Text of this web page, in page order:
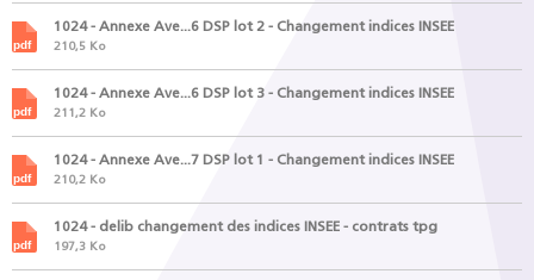
1024 - Annexe Ave...6 DSP lot 2 - Changement indices INSEE
210,5 Ko
1024 - Annexe Ave...6 DSP lot 3 - Changement indices INSEE
211,2 Ko
1024 - Annexe Ave...7 DSP lot 1 - Changement indices INSEE
210,2 Ko
1024 - delib changement des indices INSEE - contrats tpg
197,3 Ko